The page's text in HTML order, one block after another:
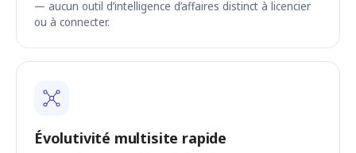
— aucun outil d’intelligence d’affaires distinct à licencier
ou à connecter.
Évolutivité multisite rapide